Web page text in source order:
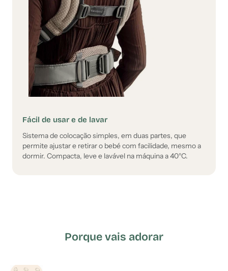
Fácil de usar e de lavar
Sistema de colocação simples, em duas partes, que
permite ajustar e retirar o bebé com facilidade, mesmo a
dormir. Compacta, leve e lavável na máquina a 40°C.
Porque vais adorar